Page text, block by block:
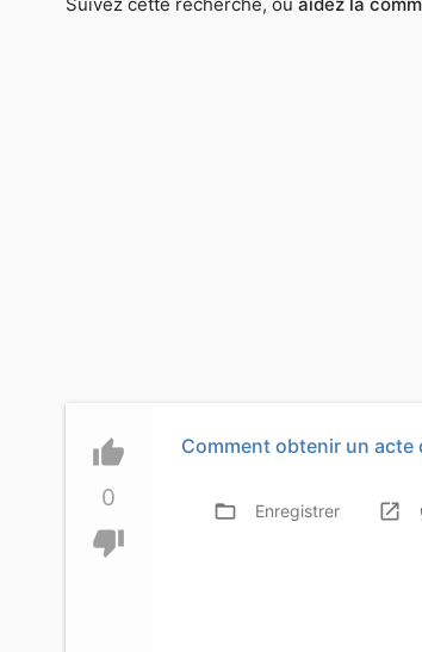
thumb_up
0
thumb_down
Comment obtenir un
folder_open Enregistrer launch